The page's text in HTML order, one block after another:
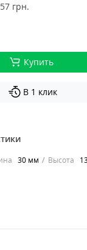
грн.
Купить
В 1 клик
30 мм Высота